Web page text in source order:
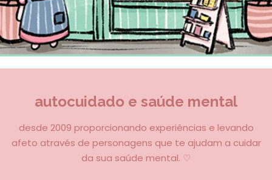
autocuidado e saúde mental
desde 2009 proporcionando experiências e levando
afeto através de personagens que te ajudam a cuidar
da sua saúde mental. ♡